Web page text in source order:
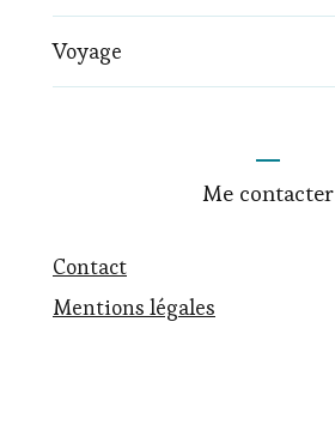
Voyage
Me contacter
Contact
Mentions légales